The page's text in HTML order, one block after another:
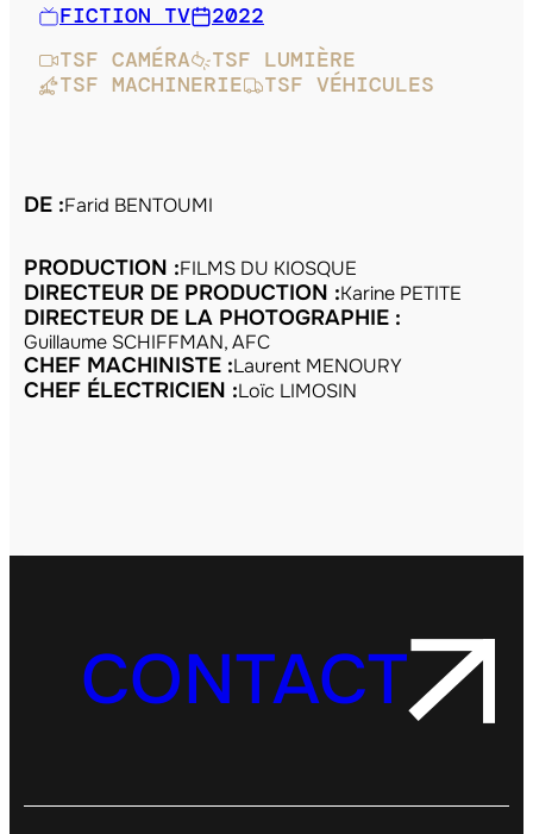
FICTION TV
2022
TSF CAMÉRA
TSF LUMIÈRE
TSF MACHINERIE
TSF VÉHICULES
DE :Farid BENTOUMI
PRODUCTION :FILMS DU KIOSQUE
DIRECTEUR DE PRODUCTION :Karine PETITE
DIRECTEUR DE LA PHOTOGRAPHIE :
Guillaume SCHIFFMAN, AFC
CHEF MACHINISTE :Laurent MENOURY
CHEF ÉLECTRICIEN :Loïc LIMOSIN
CONTACT